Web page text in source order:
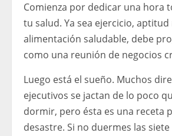
Comienza por dedicar una hora
tu salud. Ya sea ejercicio,
alimentación saludable, debe
como una reunión de negocios
Luego está el sueño. Muchos
ejecutivos se jactan de lo poco
dormir, pero ésta es una receta
desastre. Si no duermes las